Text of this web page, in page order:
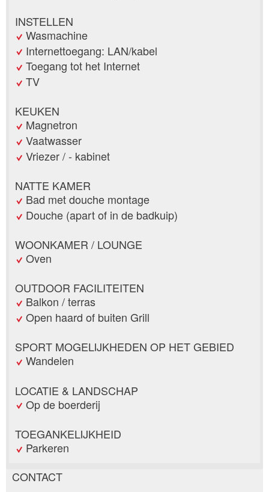
INSTELLEN
Wasmachine
Internettoegang: LAN/kabel
Toegang tot het Internet
TV
KEUKEN
Magnetron
Vaatwasser
Vriezer / - kabinet
NATTE KAMER
Bad met douche montage
Douche (apart of in de badkuip)
WOONKAMER / LOUNGE
Oven
OUTDOOR FACILITEITEN
Balkon / terras
Open haard of buiten Grill
SPORT MOGELIJKHEDEN OP HET GEBIED
Wandelen
LOCATIE & LANDSCHAP
Op de boerderij
TOEGANKELIJKHEID
Parkeren
CONTACT